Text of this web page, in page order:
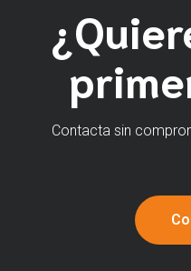
Contacta sin